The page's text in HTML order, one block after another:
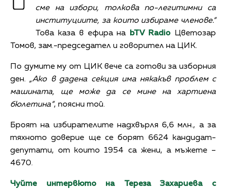
сме на избори, толкова по-легитимни са
институциите, за които избираме членове.“
Това каза в ефира на
bTV Radio
Цветозар
Томов, зам.-председател и говорител на ЦИК.
По думите му от ЦИК вече са готови за изборния
ден. „Ако в дадена секция има някакъв проблем с
машината, ще може да се мине на хартиена
бюлетина“, поясни той.
Броят на избирателите надхвърля 6,6 млн., а за
тяхното доверие ще се борят 6624 кандидат-
депутати, от които 1954 са жени, а мъжете –
4670.
Чуйте интервюто на Тереза Захариева с